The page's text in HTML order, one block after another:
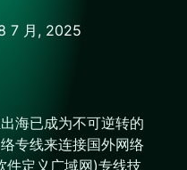
7 月, 2025
海已成为不可逆转的
专线来连接国外网络
件定义广域网)专线技